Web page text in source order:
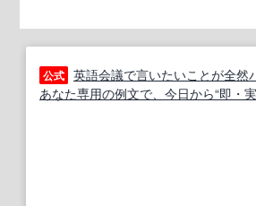
公式 英語会議で言いたいことが全
あなた専用の例文で、今日から“即・実